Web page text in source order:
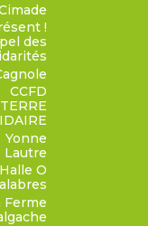
!
des
CCFD
TERRE
Yonne
Lautre
O
Ferme